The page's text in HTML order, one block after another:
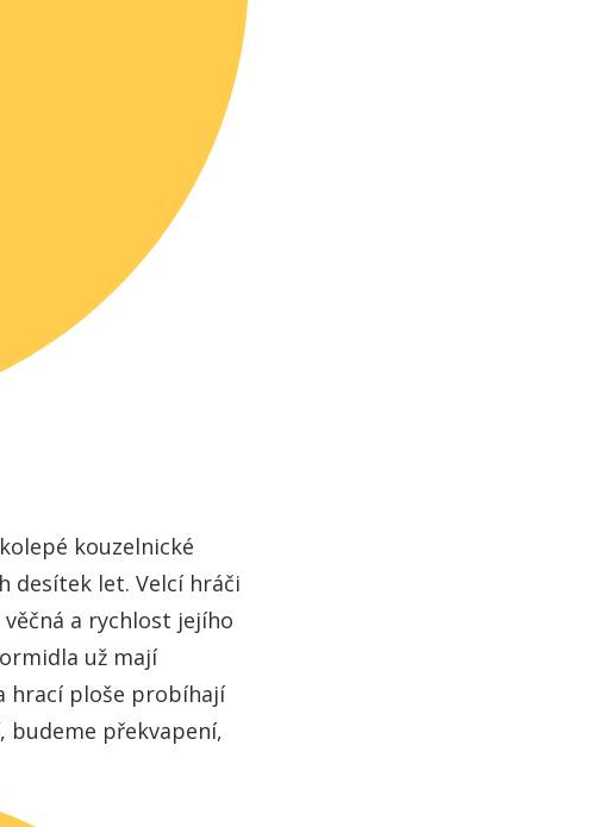
kouzelnické
desítek let. Velcí hráči
a rychlost jejího
už mají
hrací ploše probíhají
budeme překvapení,